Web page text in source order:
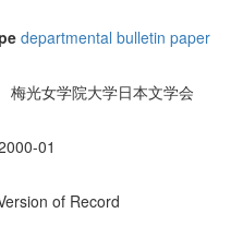
departmental bulletin paper
梅光女学院大学日本文学会
01
of Record